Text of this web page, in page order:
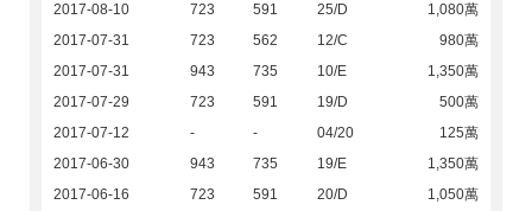
2017-08-10
723 591 25/D
1,080萬
2017-07-31
723 562 12/C
980萬
2017-07-31
943 735 10/E
1,350萬
2017-07-29
723 591 19/D
500萬
2017-07-12
- - 04/20
125萬
2017-06-30
943 735 19/E
1,350萬
2017-06-16
723 591 20/D
1,050萬